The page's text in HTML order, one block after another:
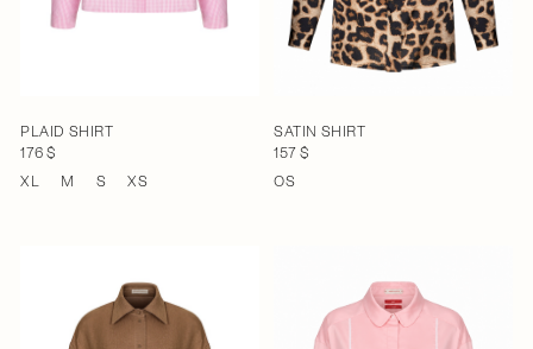
PLAID SHIRT
176 $
XL
M S XS
SATIN SHIRT
157 $
OS